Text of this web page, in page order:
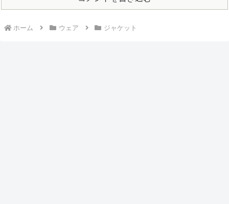
ホーム ウェア ジャケット